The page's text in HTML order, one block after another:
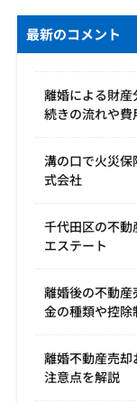
最新のコメント
離婚による財
続きの流れや費
溝の口で火災
式会社
千代田区の不
エステート
離婚後の不動
金の種類や控除
離婚不動産売却
注意点を解説